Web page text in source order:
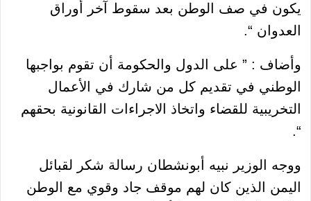
يكون في صف الوطن بعد سقوط آخر أوراق
العدوان “.
وأضاف : ” على الدول والحكومة أن تقوم بواجبها
الوطني في تقديم كل من شارك في الأعمال
التخريبية للقضاء واتخاذ الاجراءات القانونية بحقهم
“.
ووجه الوزير نبيه أبونشطان رسالة شكر لقبائل
اليمن الذين كان لهم موقف جاد وقوي مع الوطن